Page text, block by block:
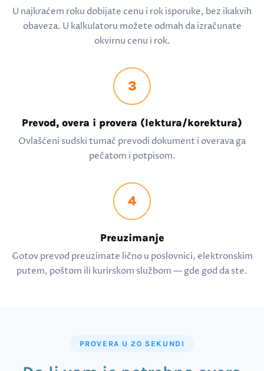
U najkraćem roku dobijate cenu i rok isporuke, bez ikakvih
obaveza. U kalkulatoru možete odmah da izračunate
okvirnu cenu i rok.
3
Prevod, overa i provera (lektura/korektura)
Ovlašćeni sudski tumač prevodi dokument i overava ga
pečatom i potpisom.
4
Preuzimanje
Gotov prevod preuzimate lično u poslovnici, elektronskim
putem, poštom ili kurirskom službom — gde god da ste.
PROVERA U 20 SEKUNDI